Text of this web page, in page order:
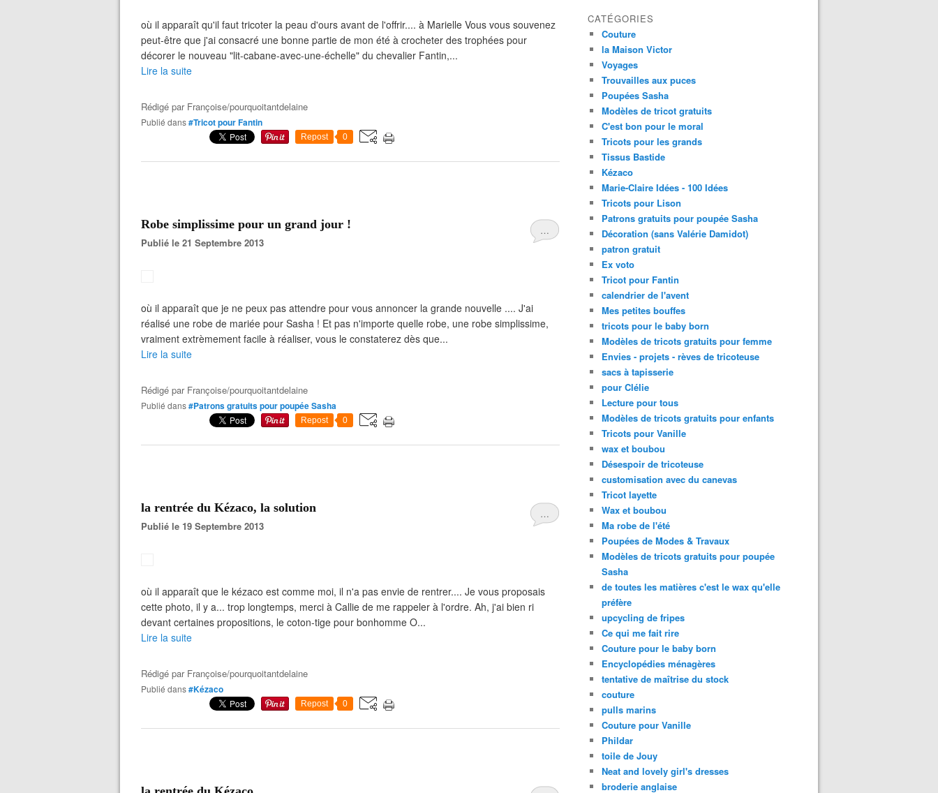
où il apparaît qu'il faut tricoter la peau d'ours avant de l'offrir.... à Marielle Vous vous souvenez
peut-être que j'ai consacré une bonne partie de mon été à crocheter des trophées pour
décorer le nouveau "lit-cabane-avec-une-échelle" du chevalier Fantin,...
Lire la suite
Rédigé par Françoise/pourquoitantdelaine
Publié dans#Tricot pour Fantin
Repost 0
…
Robe simplissime pour un grand jour !
Publié le 21 Septembre 2013
où il apparaît que je ne peux pas attendre pour vous annoncer la grande nouvelle .... J'ai
réalisé une robe de mariée pour Sasha ! Et pas n'importe quelle robe, une robe simplissime,
vraiment extrèmement facile à réaliser, vous le constaterez dès que...
Lire la suite
Rédigé par Françoise/pourquoitantdelaine
Publié dans#Patrons gratuits pour poupée Sasha
Repost 0
…
la rentrée du Kézaco, la solution
Publié le 19 Septembre 2013
où il apparaît que le kézaco est comme moi, il n'a pas envie de rentrer.... Je vous proposais
cette photo, il y a... trop longtemps, merci à Callie de me rappeler à l'ordre. Ah, j'ai bien ri
devant certaines propositions, le coton-tige pour bonhomme O...
Lire la suite
Rédigé par Françoise/pourquoitantdelaine
Publié dans#Kézaco
Repost 0
CATÉGORIES
Couture
la Maison Victor
Voyages
Trouvailles aux puces
Poupées Sasha
Modèles de tricot gratuits
C'est bon pour le moral
Tricots pour les grands
Tissus Bastide
Kézaco
Marie-Claire Idées - 100 Idées
Tricots pour Lison
Patrons gratuits pour poupée Sasha
Décoration (sans Valérie Damidot)
patron gratuit
Ex voto
Tricot pour Fantin
calendrier de l'avent
Mes petites bouffes
tricots pour le baby born
Modèles de tricots gratuits pour femme
Envies - projets - rèves de tricoteuse
sacs à tapisserie
pour Clélie
Lecture pour tous
Modèles de tricots gratuits pour enfants
Tricots pour Vanille
wax et boubou
Désespoir de tricoteuse
customisation avec du canevas
Tricot layette
Wax et boubou
Ma robe de l'été
Poupées de Modes & Travaux
Modèles de tricots gratuits pour poupée
Sasha
de toutes les matières c'est le wax qu'elle
préfère
upcycling de fripes
Ce qui me fait rire
Couture pour le baby born
Encyclopédies ménagères
tentative de maîtrise du stock
couture
pulls marins
Couture pour Vanille
Phildar
toile de Jouy
Neat and lovely girl's dresses
broderie anglaise